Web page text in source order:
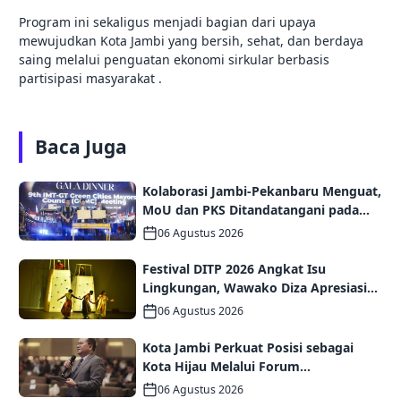
Program ini sekaligus menjadi bagian dari upaya
mewujudkan Kota Jambi yang bersih, sehat, dan berdaya
saing melalui penguatan ekonomi sirkular berbasis
partisipasi masyarakat .
Baca Juga
Kolaborasi Jambi-Pekanbaru Menguat,
MoU dan PKS Ditandatangani pada
Gala Dinner GCMC IMT-GT ke-9 Tahun
06 Agustus 2026
Festival DITP 2026 Angkat Isu
Lingkungan, Wawako Diza Apresiasi
Karya Seniman Jambi
06 Agustus 2026
Kota Jambi Perkuat Posisi sebagai
Kota Hijau Melalui Forum
Internasional IMT-GT GCMC 2026
06 Agustus 2026